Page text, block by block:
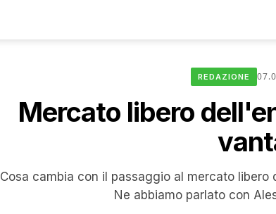
REDAZIONE
Mercato libero
Cosa cambia con il passaggio al mercato
Ne abbiamo parlato con